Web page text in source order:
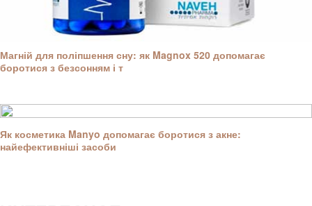
Магній для поліпшення сну: як Magnox 520 допомагає
боротися з безсонням і т
Як косметика Manyo допомагає боротися з акне:
найефективніші засоби